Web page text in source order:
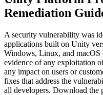
Совместная работа
Загрузить Unity
Тарифы и цены
Развертывание
Многоплатформенность
Откройте для себя более
Иммерсивное обучение
Пользовательские опыты
Создавайте
Отрасли
Производство
Достигнуть
Инструменты для
План развития
Обзор предстоящих
Глоссарий
Библиотека технических
События
Истории сообщества
Made with Unity
Показ Unity-креаторов
Прямые трансляции
Профессиональное
Не использовали Unity
С чего начать
Приступите к обучению
Основные пути Unity
Не использовали Unity
Планы успеха
FAQ
Ответы на часто
Связаться с нами
Свяжитесь с нашей
Remediation
A security vulnerability was
applications built on Unity
Windows, Linux, and macOS
evidence of any exploitation
any impact on users or
fixes that address the
all developers. Download the